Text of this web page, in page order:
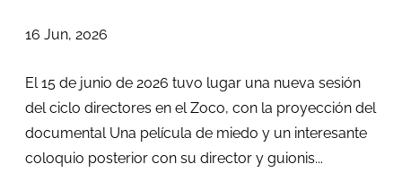
16 Jun, 2026
El 15 de junio de 2026 tuvo lugar una nueva sesión
del ciclo directores en el Zoco, con la proyección del
documental Una película de miedo y un interesante
coloquio posterior con su director y guionis...